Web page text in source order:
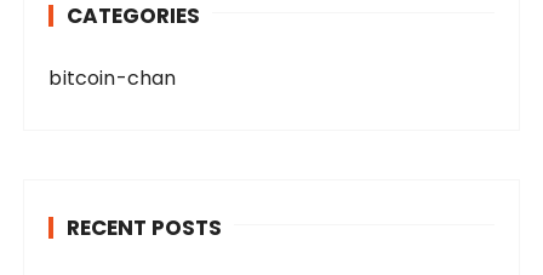
CATEGORIES
bitcoin-chan
RECENT POSTS